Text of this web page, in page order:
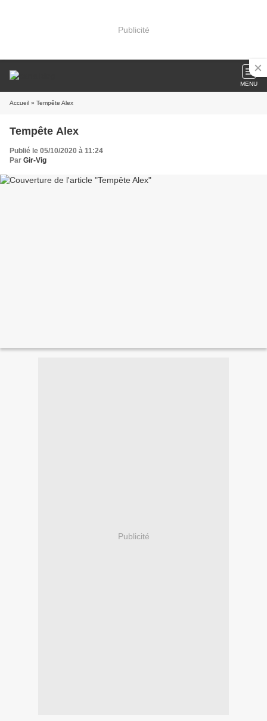
Publicité
MENU
Accueil » Tempête Alex
Tempête Alex
Publié le 05/10/2020 à 11:24
Par Gir-Vig
Publicité